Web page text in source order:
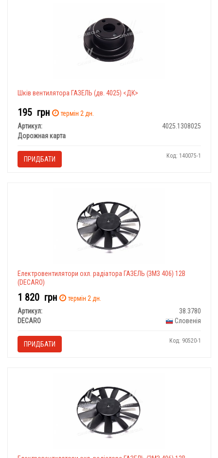
Шків вентилятора ГАЗЕЛЬ (дв. 4025) <ДК>
195 грн
термін 2 дн.
Артикул:
4025.1308025
Дорожная карта
ПРИДБАТИ Код: 140075-1
Електровентилятори охл. радіатора ГАЗЕЛЬ (ЗМЗ 406) 12В
(DECARO)
1 820 грн
термін 2 дн.
Артикул:
38.3780
DECARO
Словенія
ПРИДБАТИ Код: 90520-1